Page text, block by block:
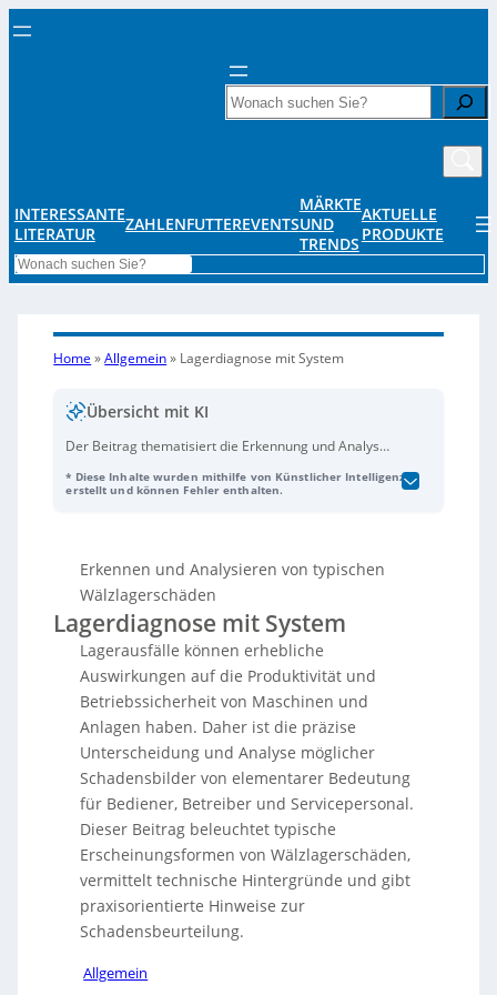
Search
INTERESSANTE
LITERATUR
ZAHLENFUTTEREVENTS
MÄRKTE
UND
TRENDS
AKTUELLE
PRODUKTE
Search
Home »Allgemein» Lagerdiagnose mit System
Übersicht mit KI
Der Beitrag thematisiert die Erkennung und Analyse
die Produktivität und Betriebssicherheit von
beschrieben, um Wartung und Instandhaltung zu
optimieren. Die Analyse unterscheidet zwischen
Materialermüdung und mechanischen
Überbelastungen. Systematische Überwachung und
technische Begutachtung, unterstützt durch Experten
von Findling Wälzlager, sind entscheidend für frühe
Schadensidentifikation und Schadensprävention.
Diese Maßnahmen ermöglichen die Verbesserung
von Betriebsbedingungen und die Minimierung von
Ausfällen im Maschinen- und Anlagenbau.
* Diese Inhalte wurden mithilfe von Künstlicher Intelligenz
erstellt und können Fehler enthalten.
Erkennen und Analysieren von typischen
Wälzlagerschäden
Lagerdiagnose mit System
Lagerausfälle können erhebliche
Auswirkungen auf die Produktivität und
Betriebssicherheit von Maschinen und
Anlagen haben. Daher ist die präzise
Unterscheidung und Analyse möglicher
Schadensbilder von elementarer Bedeutung
für Bediener, Betreiber und Servicepersonal.
Dieser Beitrag beleuchtet typische
Erscheinungsformen von Wälzlagerschäden,
vermittelt technische Hintergründe und gibt
praxisorientierte Hinweise zur
Schadensbeurteilung.
Allgemein